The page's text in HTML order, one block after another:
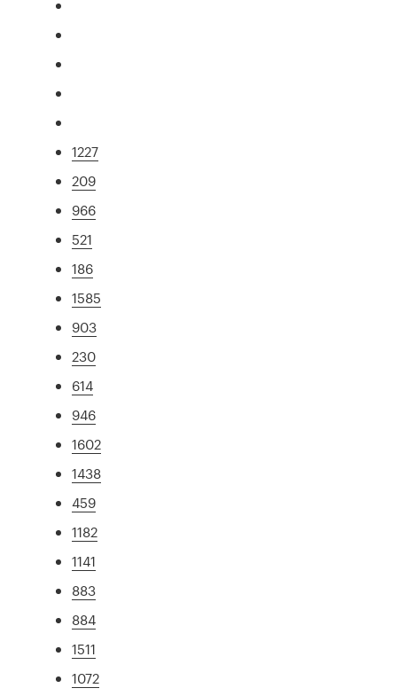
1227
209
966
521
186
1585
903
230
614
946
1602
1438
459
1182
1141
883
884
1511
1072